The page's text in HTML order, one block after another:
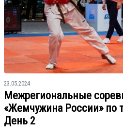
23.05.2024
Межрегиональные
«Жемчужина России» по
День 2